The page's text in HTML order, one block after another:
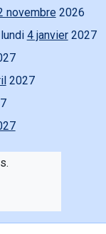
novembre 2026
4 janvier2027
2027